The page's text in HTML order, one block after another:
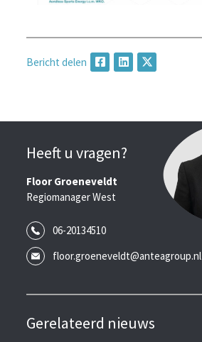
Bericht delen
Heeft u vragen?
Floor Groeneveldt
Regiomanager West
06-20134510
floor.groeneveldt@anteagroup.nl
Gerelateerd nieuws